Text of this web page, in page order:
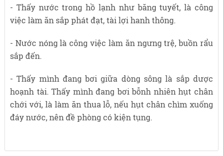
- Thấy nước trong hồ lạnh như băng tuyết, là công
việc làm ăn sắp phát đạt, tài lợi hanh thông.
- Nước nóng là công việc làm ăn ngưng trệ, buồn rẩu
sắp đến.
- Thấy mình đang bơi giữa dòng sông là sắp dược
hoạnh tài. Thấy mình đang bơi bỗnh nhiên hụt chân
chới với, là làm ăn thua lỗ, nếu hụt chân chìm xuống
đáy nước, nên đề phòng có kiện tụng.